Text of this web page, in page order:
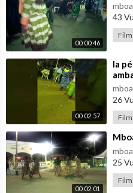
00:00:46
43
00:02:57
⁣la
26
00:02:01
25